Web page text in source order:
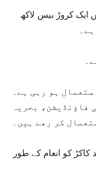
ایک کروڑ بیس لاکھ
ہو رہی ہے۔
فاؤنڈیشن، بحریہ
کر رھے ہیں۔
کاکڑ کو انعام کے طور